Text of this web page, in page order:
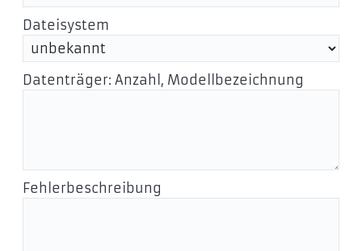
Dateisystem
Datenträger: Anzahl, Modellbezeichnung
Fehlerbeschreibung